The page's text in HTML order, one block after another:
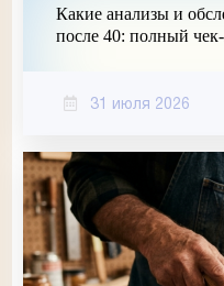
Какие анализы и
после 40: полный
31 июля 2026